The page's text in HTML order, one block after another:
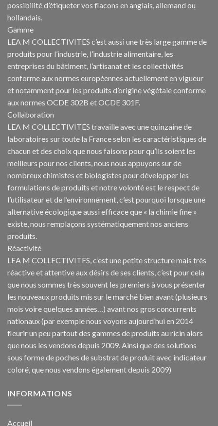
possibilité d’étiqueter vos flacons en anglais, allemand ou
hollandais.
Gamme
LEA M COLLECTIVITES c’est aussi une très large gamme de
produits pour l’industrie, l’industrie alimentaire, les
entreprises du bâtiment, l’artisanat et les collectivités
conforme aux normes européennes actuellement en vigueur
et notamment pour les produits d’origine végétale conforme
aux normes OCDE 302B et OCDE 301F.
Collaboration
LEA M COLLECTIVITES travaille avec une quinzaine de
laboratoires sur toute la France selon les caractéristiques de
chacun et des choix que nous faisons pour qu’ils soient les
meilleurs pour nos clients, nous nous appuyons sur de
nombreux chimistes et biologistes pour développer les
formulations de produits et notre volonté est le respect de
l’utilisateur et de l’environnement, c’est pourquoi lorsque une
alternative écologique aussi efficace que « la chimie fine »
existe, nous remplaçons systématiquement nos anciens
produits.
Réactivité
LEA M COLLECTIVITES, c’est une petite structure mais très
réactive et attentive aux désirs de ses clients, c’est pour cela
que nous sommes très souvent les premiers à vous présenter
les nouveaux produits mis sur le marché bien avant (plusieurs
mois voire quelques années…) avant nos gros concurrents
nationaux (par exemple nous voyons aujourd’hui en 2014
fleurir un peu partout des gammes de produits au ricin alors
que nous les vendons depuis 2009. Ainsi que des solutions
sous forme de poches de substrat de produit avec indicateur
coloré, que nous vendons également depuis 2009)
INFORMATIONS
Accueil